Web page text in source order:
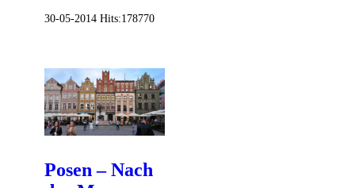
30-05-2014 Hits:178770
Posen – Nach